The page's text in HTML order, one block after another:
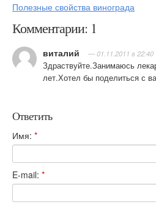
Полезные свойства винограда
Комментарии: 1
виталий — 01.11.2011 в 22:40
Здраствуйте.Занимаюсь
лет.Хотел бы поделиться с
Ответить
Имя: *
E-mail: *